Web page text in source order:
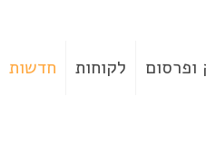
ופרסום לקוחות חדשות